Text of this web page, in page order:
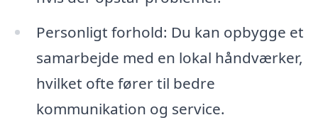
Personligt forhold: Du kan opbygge et
samarbejde med en lokal håndværker,
hvilket ofte fører til bedre
kommunikation og service.